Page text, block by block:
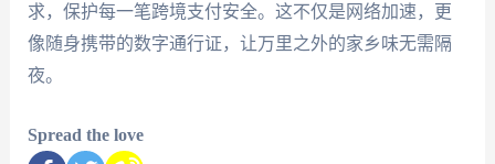
求，保护每一笔跨境支付安全。这不仅是网络加速，更
像随身携带的数字通行证，让万里之外的家乡味无需隔
夜。
Spread the love